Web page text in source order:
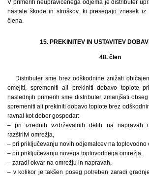
V primerih neupravičenega odjema je distributer
nastale škode in stroškov, ki presegajo znesek iz
člena.
15. PREKINITEV IN USTAVITEV
48. člen
Distributer sme brez odškodnine znižati
omejiti, spremeniti ali prekiniti dobavo toplote
naslednjih primerih sme distributer zmanjšati obseg
spremeniti ali prekiniti dobavo toplote brez
ravnal kot dober gospodar:
– pri izrednih vzdrževalnih delih na napravah
razširitvi omrežja,
– pri priključevanju novih odjemalcev na toplovodno
– pri priključevanju novega toplovodnega omrežja,
– zaradi okvar na omrežju in napravah,
– v kolikor je takšen poseg potreben zaradi